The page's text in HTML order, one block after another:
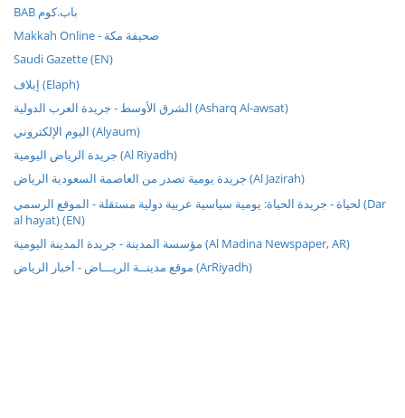
BAB باب.كوم
Makkah Online - صحيفة مكة
Saudi Gazette (EN)
إيلاف (Elaph)
الشرق الأوسط - جريدة العرب الدولية (Asharq Al-awsat)
اليوم الإلكتروني (Alyaum)
جريدة الرياض اليومية (Al Riyadh)
جريدة يومية تصدر من العاصمة السعودية الرياض (Al Jazirah)
لحياة - جريدة الحياة: يومية سياسية عربية دولية مستقلة - الموقع الرسمي (Dar
al hayat) (EN)
مؤسسة المدينة - جريدة المدينة اليومية (Al Madina Newspaper, AR)
موقع مدينــة الريـــاض - أخبار الرياض (ArRiyadh)